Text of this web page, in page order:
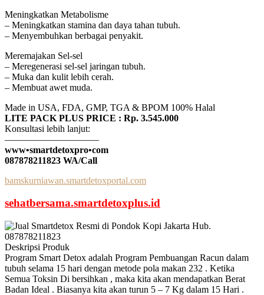
Meningkatkan Metabolisme
– Meningkatkan stamina dan daya tahan tubuh.
– Menyembuhkan berbagai penyakit.
Meremajakan Sel-sel
– Meregenerasi sel-sel jaringan tubuh.
– Muka dan kulit lebih cerah.
– Membuat awet muda.
Made in USA, FDA, GMP, TGA & BPOM 100% Halal
LITE PACK PLUS PRICE : Rp. 3.545.000
Konsultasi lebih lanjut:
——————————
www•smartdetoxpro•com
087878211823 WA/Call
bamskurniawan.smartdetoxportal.com
sehatbersama.smartdetoxplus.id
Deskripsi Produk
Program Smart Detox adalah Program Pembuangan Racun dalam
tubuh selama 15 hari dengan metode pola makan 232 . Ketika
Semua Toksin Di bersihkan , maka kita akan mendapatkan Berat
Badan Ideal . Biasanya kita akan turun 5 – 7 Kg dalam 15 Hari .